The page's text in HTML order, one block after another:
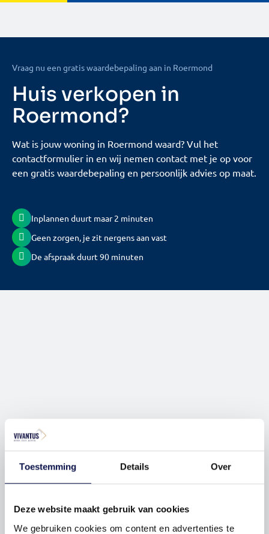
Toestemming Details Over
Deze website maakt gebruik van cookies
We gebruiken cookies om content en advertenties te
Vraag nu een gratis waardebepaling aan in Roermond
Huis verkopen in
Roermond?
Wat is jouw woning in Roermond waard? Vul het
contactformulier in en wij nemen contact met je op voor
een gratis waardebepaling en persoonlijk advies op maat.
Inplannen duurt maar 2 minuten
Geen zorgen, je zit nergens aan vast
De afspraak duurt 90 minuten